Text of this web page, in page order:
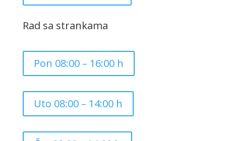
Rad sa strankama
Pon 08:00 – 16:00 h
Uto 08:00 – 14:00 h